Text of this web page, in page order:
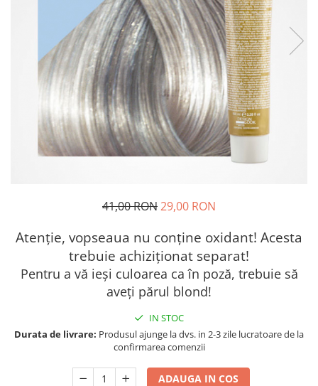
41,00 RON29,00 RON
Atenție, vopseaua nu conține oxidant! Acesta
trebuie achiziționat separat!
Pentru a vă ieși culoarea ca în poză, trebuie să
aveți părul blond!
IN STOC
Durata de livrare: Produsul ajunge la dvs. in 2-3 zile lucratoare de la
confirmarea comenzii
ADAUGA IN COS